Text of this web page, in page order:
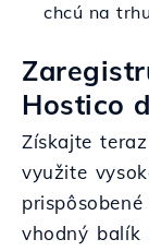
chcú na
Hostico
Získajte
využite
vhodný